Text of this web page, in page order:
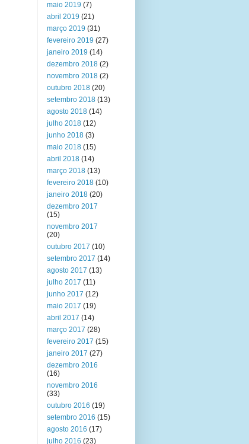
maio 2019 (7)
abril 2019 (21)
março 2019 (31)
fevereiro 2019 (27)
janeiro 2019 (14)
dezembro 2018 (2)
novembro 2018 (2)
outubro 2018 (20)
setembro 2018 (13)
agosto 2018 (14)
julho 2018 (12)
junho 2018 (3)
maio 2018 (15)
abril 2018 (14)
março 2018 (13)
fevereiro 2018 (10)
janeiro 2018 (20)
dezembro 2017
(15)
novembro 2017
(20)
outubro 2017 (10)
setembro 2017 (14)
agosto 2017 (13)
julho 2017 (11)
junho 2017 (12)
maio 2017 (19)
abril 2017 (14)
março 2017 (28)
fevereiro 2017 (15)
janeiro 2017 (27)
dezembro 2016
(16)
novembro 2016
(33)
outubro 2016 (19)
setembro 2016 (15)
agosto 2016 (17)
julho 2016 (23)